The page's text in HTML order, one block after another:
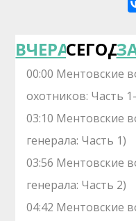
ВЧЕРА
00:00 Ментовские
охотников: Часть
03:10 Ментовские
генерала: Часть 1)
03:56 Ментовские
генерала: Часть 2)
04:42 Ментовские